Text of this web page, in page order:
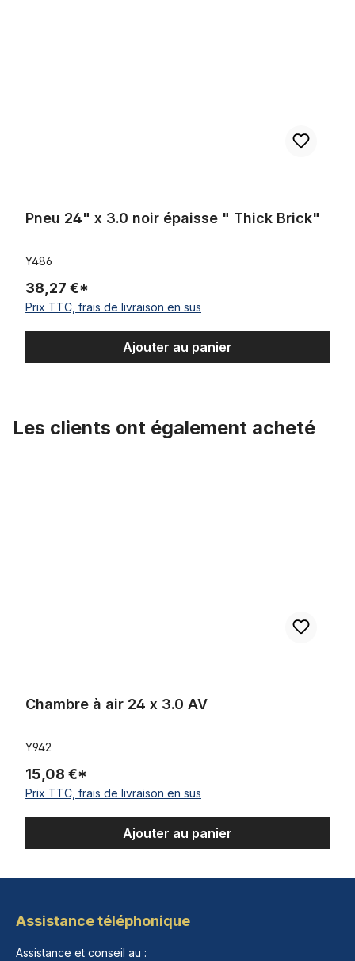
Pneu 24" x 3.0 noir épaisse " Thick Brick"
Y486
38,27 €*
Prix TTC, frais de livraison en sus
Ajouter au panier
Les clients ont également acheté
Chambre à air 24 x 3.0 AV
Y942
15,08 €*
Prix TTC, frais de livraison en sus
Ajouter au panier
Assistance téléphonique
Assistance et conseil au :